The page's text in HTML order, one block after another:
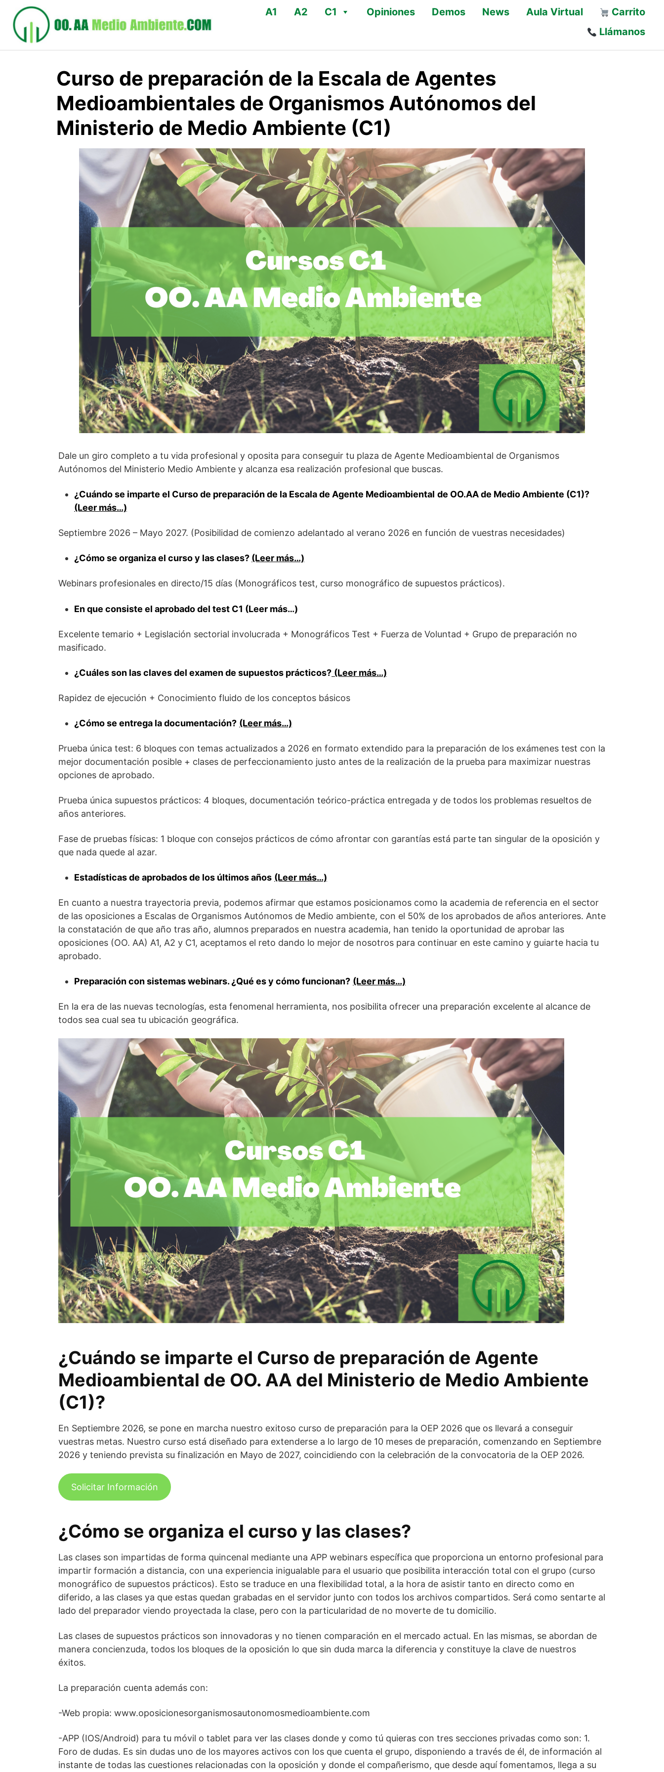
contenido
A1 A2 C1 Opiniones Demos News Aula Virtual
Carrito
Llámanos
Curso de preparación de la Escala de Agentes
Medioambientales de Organismos Autónomos del
Ministerio de Medio Ambiente (C1)
Dale un giro completo a tu vida profesional y oposita para conseguir tu plaza de Agente Medioambiental de Organismos
Autónomos del Ministerio Medio Ambiente y alcanza esa realización profesional que buscas.
¿Cuándo se imparte el Cursode preparación de la Escala de Agente Medioambiental de OO.AA de Medio Ambiente (C1)?
(Leer más…)
Septiembre 2026 – Mayo 2027. (Posibilidad de comienzo adelantado al verano 2026 en función de vuestras necesidades)
¿Cómo se organiza el curso y las clases? (Leer más…)
Webinars profesionales en directo/15 días (Monográficos test, curso monográfico de supuestos prácticos).
En que consiste el aprobado del test C1 (Leer más…)
Excelente temario + Legislación sectorial involucrada + Monográficos Test + Fuerza de Voluntad + Grupo de preparación no
masificado.
¿Cuáles son las claves del examen de supuestos prácticos? (Leer más…)
Rapidez de ejecución + Conocimiento fluido de los conceptos básicos
¿Cómo se entrega la documentación? (Leer más…)
Prueba única test: 6 bloques con temas actualizados a 2026 en formato extendido para la preparación de los exámenes test con la
mejor documentación posible + clases de perfeccionamiento justo antes de la realización de la prueba para maximizar nuestras
opciones de aprobado.
Prueba única supuestos prácticos: 4 bloques, documentación teórico-práctica entregada y de todos los problemas resueltos de
años anteriores.
Fase de pruebas físicas: 1 bloque con consejos prácticos de cómo afrontar con garantías está parte tan singular de la oposición y
que nada quede al azar.
Estadísticas de aprobados de los últimos años (Leer más…)
En cuanto a nuestra trayectoria previa, podemos afirmar que estamos posicionamos como la academia de referencia en el sector
de las oposiciones a Escalas de Organismos Autónomos de Medio ambiente, con el 50% de los aprobados de años anteriores. Ante
la constatación de que año tras año, alumnos preparados en nuestra academia, han tenido la oportunidad de aprobar las
oposiciones (OO. AA) A1, A2 y C1, aceptamos el reto dando lo mejor de nosotros para continuar en este camino y guiarte hacia tu
aprobado.
Preparación con sistemas webinars. ¿Qué es y cómo funcionan? (Leer más…)
En la era de las nuevas tecnologías, esta fenomenal herramienta, nos posibilita ofrecer una preparación excelente al alcance de
todos sea cual sea tu ubicación geográfica.
¿Cuándo se imparte el Curso de preparación de Agente
Medioambiental de OO. AA del Ministerio de Medio Ambiente
(C1)?
En Septiembre 2026, se pone en marcha nuestro exitoso curso de preparación para la OEP 2026 que os llevará a conseguir
vuestras metas. Nuestro curso está diseñado para extenderse a lo largo de 10 meses de preparación, comenzando en Septiembre
2026 y teniendo prevista su finalización en Mayo de 2027, coincidiendo con la celebración de la convocatoria de la OEP 2026.
Solicitar Información
¿Cómo se organiza el curso y las clases?
Las clases son impartidas de forma quincenal mediante una APP webinars específica que proporciona un entorno profesional para
impartir formación a distancia, con una experiencia inigualable para el usuario que posibilita interacción total con el grupo (curso
monográfico de supuestos prácticos). Esto se traduce en una flexibilidad total, a la hora de asistir tanto en directo como en
diferido, a las clases ya que estas quedan grabadas en el servidor junto con todos los archivos compartidos. Será como sentarte al
lado del preparador viendo proyectada la clase, pero con la particularidad de no moverte de tu domicilio.
Las clases de supuestos prácticos son innovadoras y no tienen comparación en el mercado actual. En las mismas, se abordan de
manera concienzuda, todos los bloques de la oposición lo que sin duda marca la diferencia y constituye la clave de nuestros
éxitos.
La preparación cuenta además con:
-Web propia: www.oposicionesorganismosautonomosmedioambiente.com
-APP (IOS/Android) para tu móvil o tablet para ver las clases donde y como tú quieras con tres secciones privadas como son: 1.
Foro de dudas. Es sin dudas uno de los mayores activos con los que cuenta el grupo, disponiendo a través de él, de información al
instante de todas las cuestiones relacionadas con la oposición y donde el compañerismo, que desde aquí fomentamos, llega a su